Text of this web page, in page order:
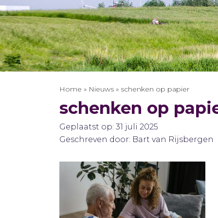
Home » Nieuws » schenken op papier
schenken op
Geplaatst op: 31 juli 2025
Geschreven door: Bart van Rijsbergen